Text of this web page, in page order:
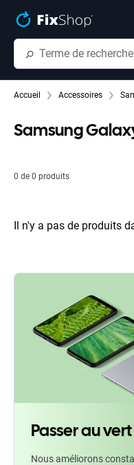
Accueil Accessoires
Samsung
0 de 0 produits
Il n'y a pas de produits
Passer au vert
Nous améliorons